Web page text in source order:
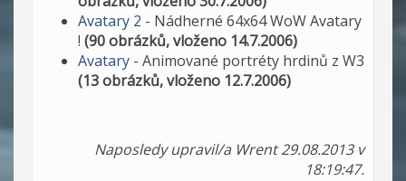
Avatary 2 - Nádherné 64x64 WoW Avatary
! (90 obrázků, vloženo 14.7.2006)
Avatary - Animované portréty hrdinů z W3
(13 obrázků, vloženo 12.7.2006)
Naposledy upravil/a Wrent 29.08.2013 v
18:19:47.